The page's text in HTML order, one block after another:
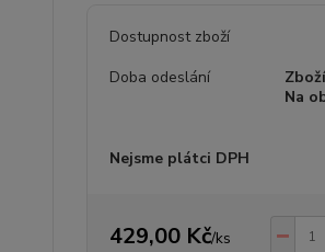
Dostupnost zboží
Doba odeslání
Na
Nejsme plátci DPH
429,00 Kč/ks